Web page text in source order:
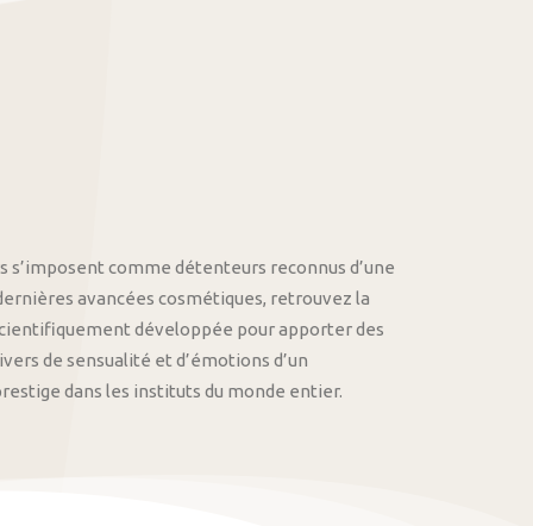
s’imposent comme détenteurs reconnus d’une
avancées cosmétiques, retrouvez la
développée pour apporter des
de sensualité et d’émotions d’un
dans les instituts du monde entier.